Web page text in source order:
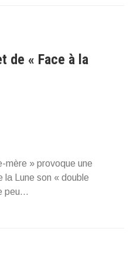
de « Face à la
mère » provoque une
la Lune son « double
peu…